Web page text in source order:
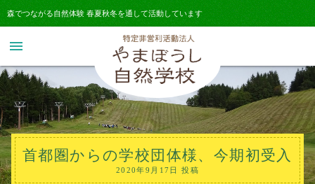
森でつながる自然体験 春夏秋冬を通して活動しています
menu
首都圏からの学校団体様、今期初受入
2020年9月17日 投稿